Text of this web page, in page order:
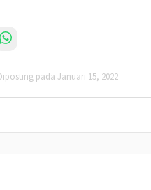
pada Januari 15, 2022